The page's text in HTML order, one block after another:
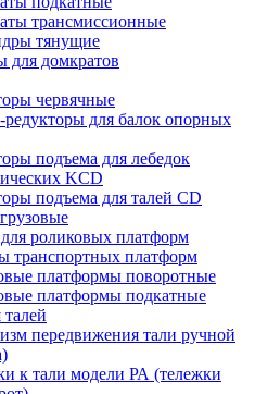
трансмиссионные
тянущие
для домкратов
червячные
для балок опорных
подъема для лебедок
KCD
подъема для талей CD
роликовых платформ
транспортных платформ
платформы поворотные
платформы подкатные
передвижения тали ручной
к тали модели РА (тележки